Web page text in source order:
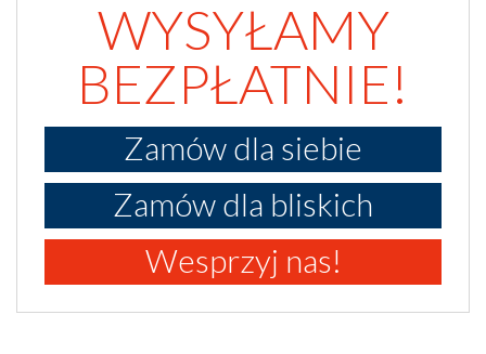
WYSYŁAMY
BEZPŁATNIE!
Zamów dla siebie
Zamów dla bliskich
Wesprzyj nas!